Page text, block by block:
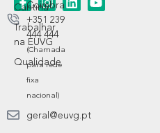
Coimbra
+351 239
444 444
(Chamada
para rede
fixa
nacional)
geral@euvg.pt
Cantina
Trabalhar
na EUVG
Qualidade